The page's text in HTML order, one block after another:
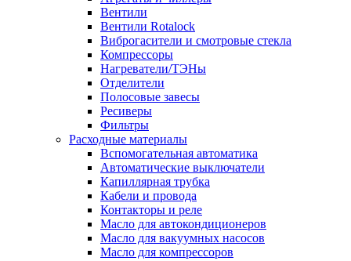
Вентили
Вентили Rotalock
Виброгасители и смотровые стекла
Компрессоры
Нагреватели/ТЭНы
Отделители
Полосовые завесы
Ресиверы
Фильтры
Расходные материалы
Вспомогательная автоматика
Автоматические выключатели
Капиллярная трубка
Кабели и провода
Контакторы и реле
Масло для автокондиционеров
Масло для вакуумных насосов
Масло для компрессоров